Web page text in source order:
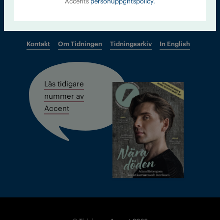
Kontakt Om Tidningen Tidningsarkiv In English
Läs tidigare
nummer av
Accent